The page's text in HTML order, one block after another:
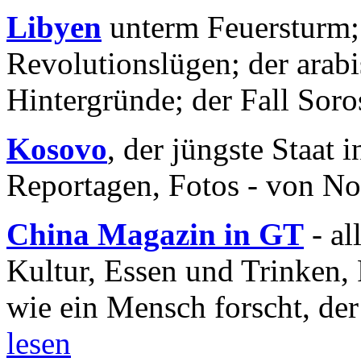
Libyen unterm
Revolutionslügen; der
Hintergründe; der Fall
Kosovo, der jüngste Staat
Reportagen, Fotos - von
China Magazin in GT -
Kultur, Essen und
wie ein Mensch forscht,
lesen